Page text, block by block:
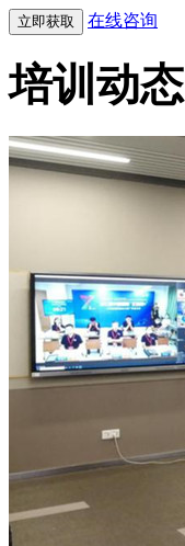
在线咨询
培训动态